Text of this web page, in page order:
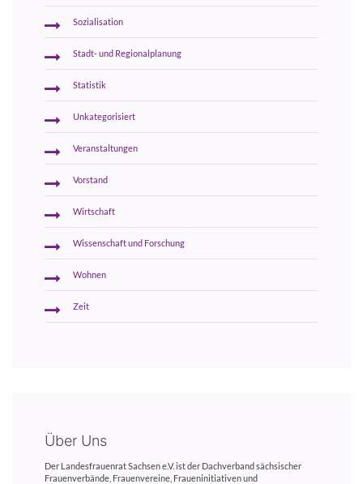
Sozialisation
Stadt- und Regionalplanung
Statistik
Unkategorisiert
Veranstaltungen
Vorstand
Wirtschaft
Wissenschaft und Forschung
Wohnen
Zeit
Über Uns
Der Landesfrauenrat Sachsen e.V. ist der Dachverband sächsischer
Frauenverbände, Frauenvereine, Fraueninitiativen und